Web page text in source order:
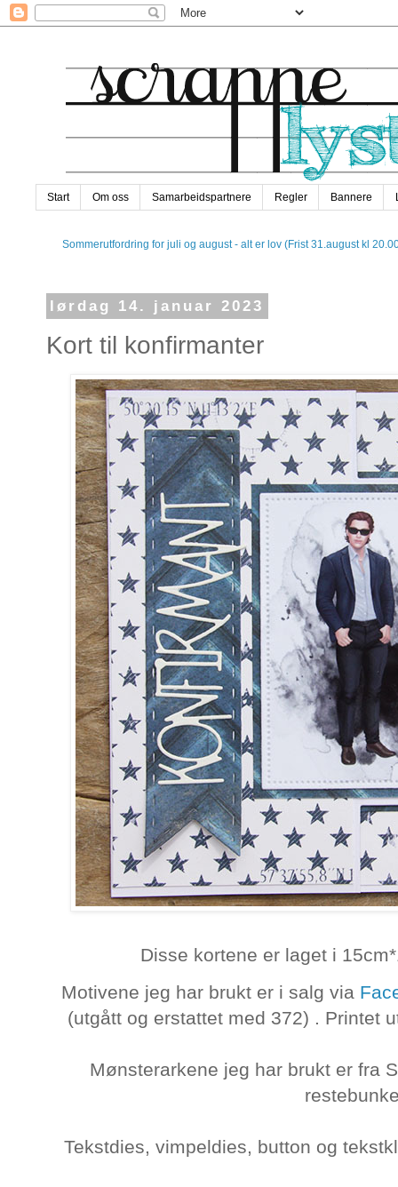
Start Om oss Samarbeidspartnere Regler Bannere
Sommerutfordring for juli og august - alt er lov (Frist 31.august kl
lørdag 14. januar 2023
Kort til konfirmanter
Disse kortene er laget i
Motivene jeg har brukt er i salg via
(utgått og erstattet med 372) . Printet
Mønsterarkene jeg har brukt er fra
Tekstdies, vimpeldies, button og